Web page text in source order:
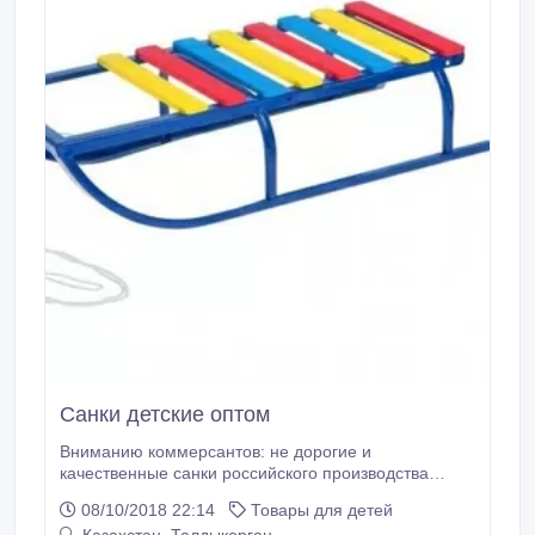
Санки детские оптом
Вниманию коммерсантов: не дорогие и
качественные санки российского производства
с ручками и без ручек, санки-коляски! Самой разной
08/10/2018 22:14
Товары для детей